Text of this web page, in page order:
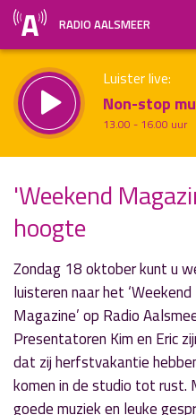
RADIO AALSMEER
Luister live:
Non-stop
13.00 - 16.00 uur
Vorig uur
'Weekend
hoogte
Zondag 18 oktober kunt u
luisteren naar het ‘Weekend
Magazine’ op Radio
Presentatoren Kim en Eric
dat zij herfstvakantie
komen in de studio tot rust.
goede muziek en leuke